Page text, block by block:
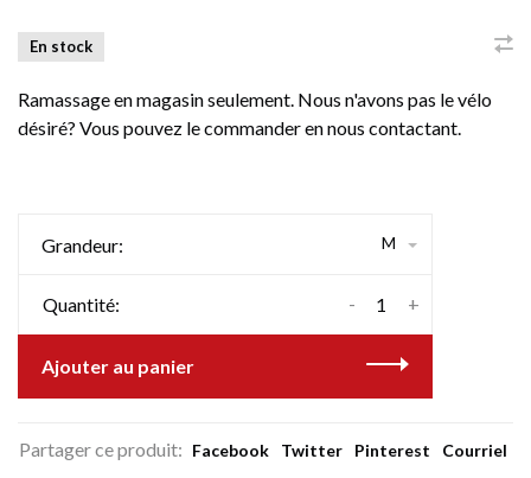
En stock
Ramassage en magasin seulement. Nous n'avons pas le vélo
désiré? Vous pouvez le commander en nous contactant.
Grandeur: M
Quantité: +
-
Ajouter au panier
Partager ce produit: Facebook Twitter Pinterest Courriel